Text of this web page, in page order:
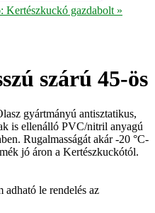
Kertészkuckó gazdabolt »
szárú 45-ös
gyártmányú antisztatikus,
is ellenálló PVC/nitril anyagú
Rugalmasságát akár -20 °C-
jó áron a Kertészkuckótól.
adható le rendelés az